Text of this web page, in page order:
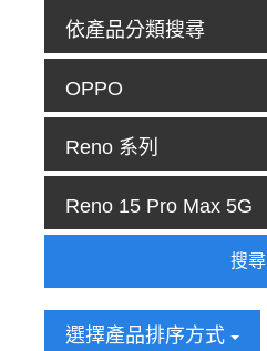
搜尋
選擇產品排序方式